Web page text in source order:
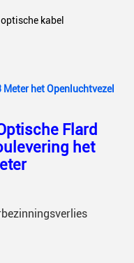
kabel
het Openluchtvezel
Flard
het